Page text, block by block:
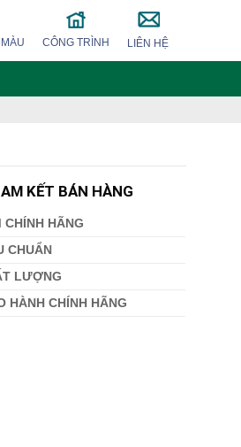
CÔNG TRÌNH LIÊN HỆ
KẾT BÁN HÀNG
CHÍNH HÃNG
CHUẨN
LƯỢNG
HÀNH CHÍNH HÃNG